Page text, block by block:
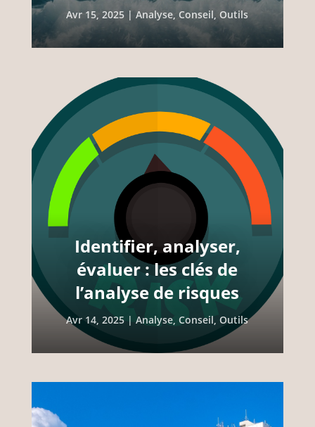
Avr 15, 2025 |Analyse, Conseil,Outils
Identifier, analyser,
évaluer : les clés de
l’analyse de risques
Avr 14, 2025 |Analyse ,Conseil ,Outils